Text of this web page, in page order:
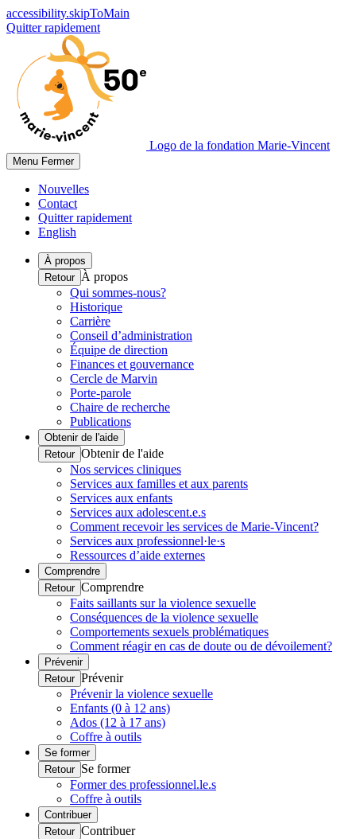
accessibility.skipToMain
Quitter rapidement
Logo de la fondation Marie-Vincent
Menu Fermer
Nouvelles
Contact
Quitter rapidement
English
À propos
Retour À propos
Qui sommes-nous?
Historique
Carrière
Conseil d’administration
Équipe de direction
Finances et gouvernance
Cercle de Marvin
Porte-parole
Chaire de recherche
Publications
Obtenir de l'aide
Retour Obtenir de l'aide
Nos services cliniques
Services aux familles et aux parents
Services aux enfants
Services aux adolescent.e.s
Comment recevoir les services de Marie-Vincent?
Services aux professionnel·le·s
Ressources d’aide externes
Comprendre
Retour Comprendre
Faits saillants sur la violence sexuelle
Conséquences de la violence sexuelle
Comportements sexuels problématiques
Comment réagir en cas de doute ou de dévoilement?
Prévenir
Retour Prévenir
Prévenir la violence sexuelle
Enfants (0 à 12 ans)
Ados (12 à 17 ans)
Coffre à outils
Se former
Retour Se former
Former des professionnel.le.s
Coffre à outils
Contribuer
Retour Contribuer